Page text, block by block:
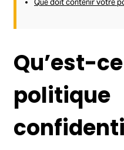
Que doit contenir votre
Qu’est-